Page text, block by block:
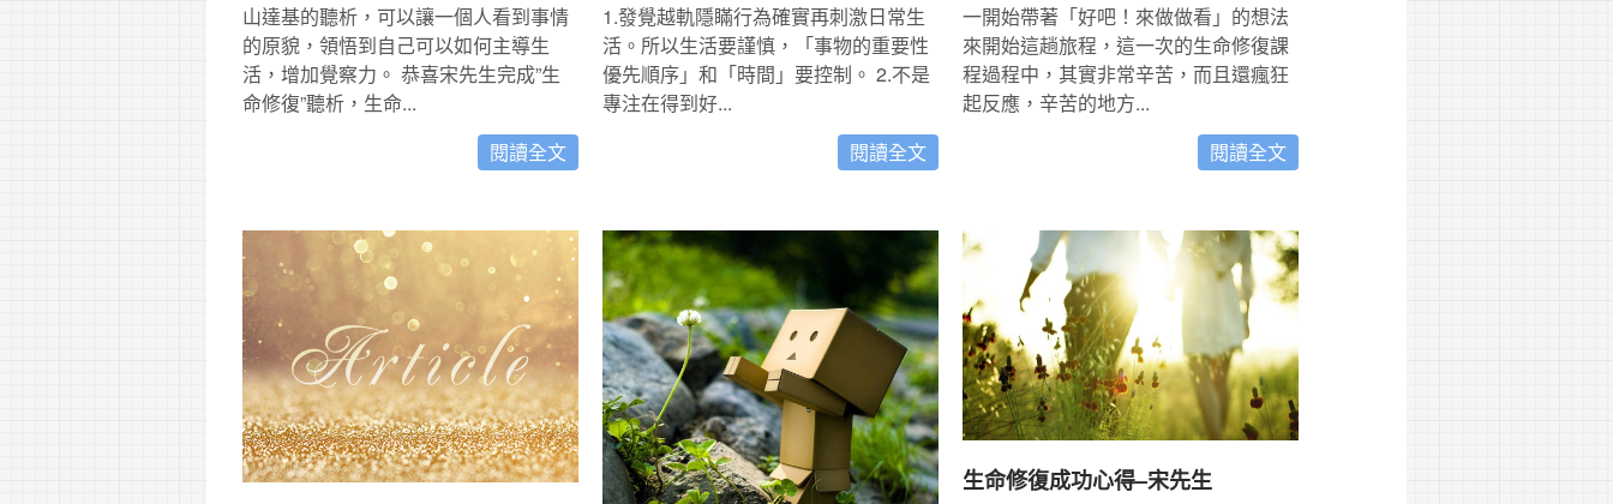
山達基的聽析，可以讓一個人看到事情
的原貌，領悟到自己可以如何主導生
活，增加覺察力。 恭喜宋先生完成”生
命修復”聽析，生命...
閱讀全文
1.發覺越軌隱瞞行為確實再刺激日常生
活。所以生活要謹慎，「事物的重要性
優先順序」和「時間」要控制。 2.不是
專注在得到好...
閱讀全文
一開始帶著「好吧！來做做看」的想法
來開始這趟旅程，這一次的生命修復課
程過程中，其實非常辛苦，而且還瘋狂
起反應，辛苦的地方...
閱讀全文
生命修復成功心得–宋先生